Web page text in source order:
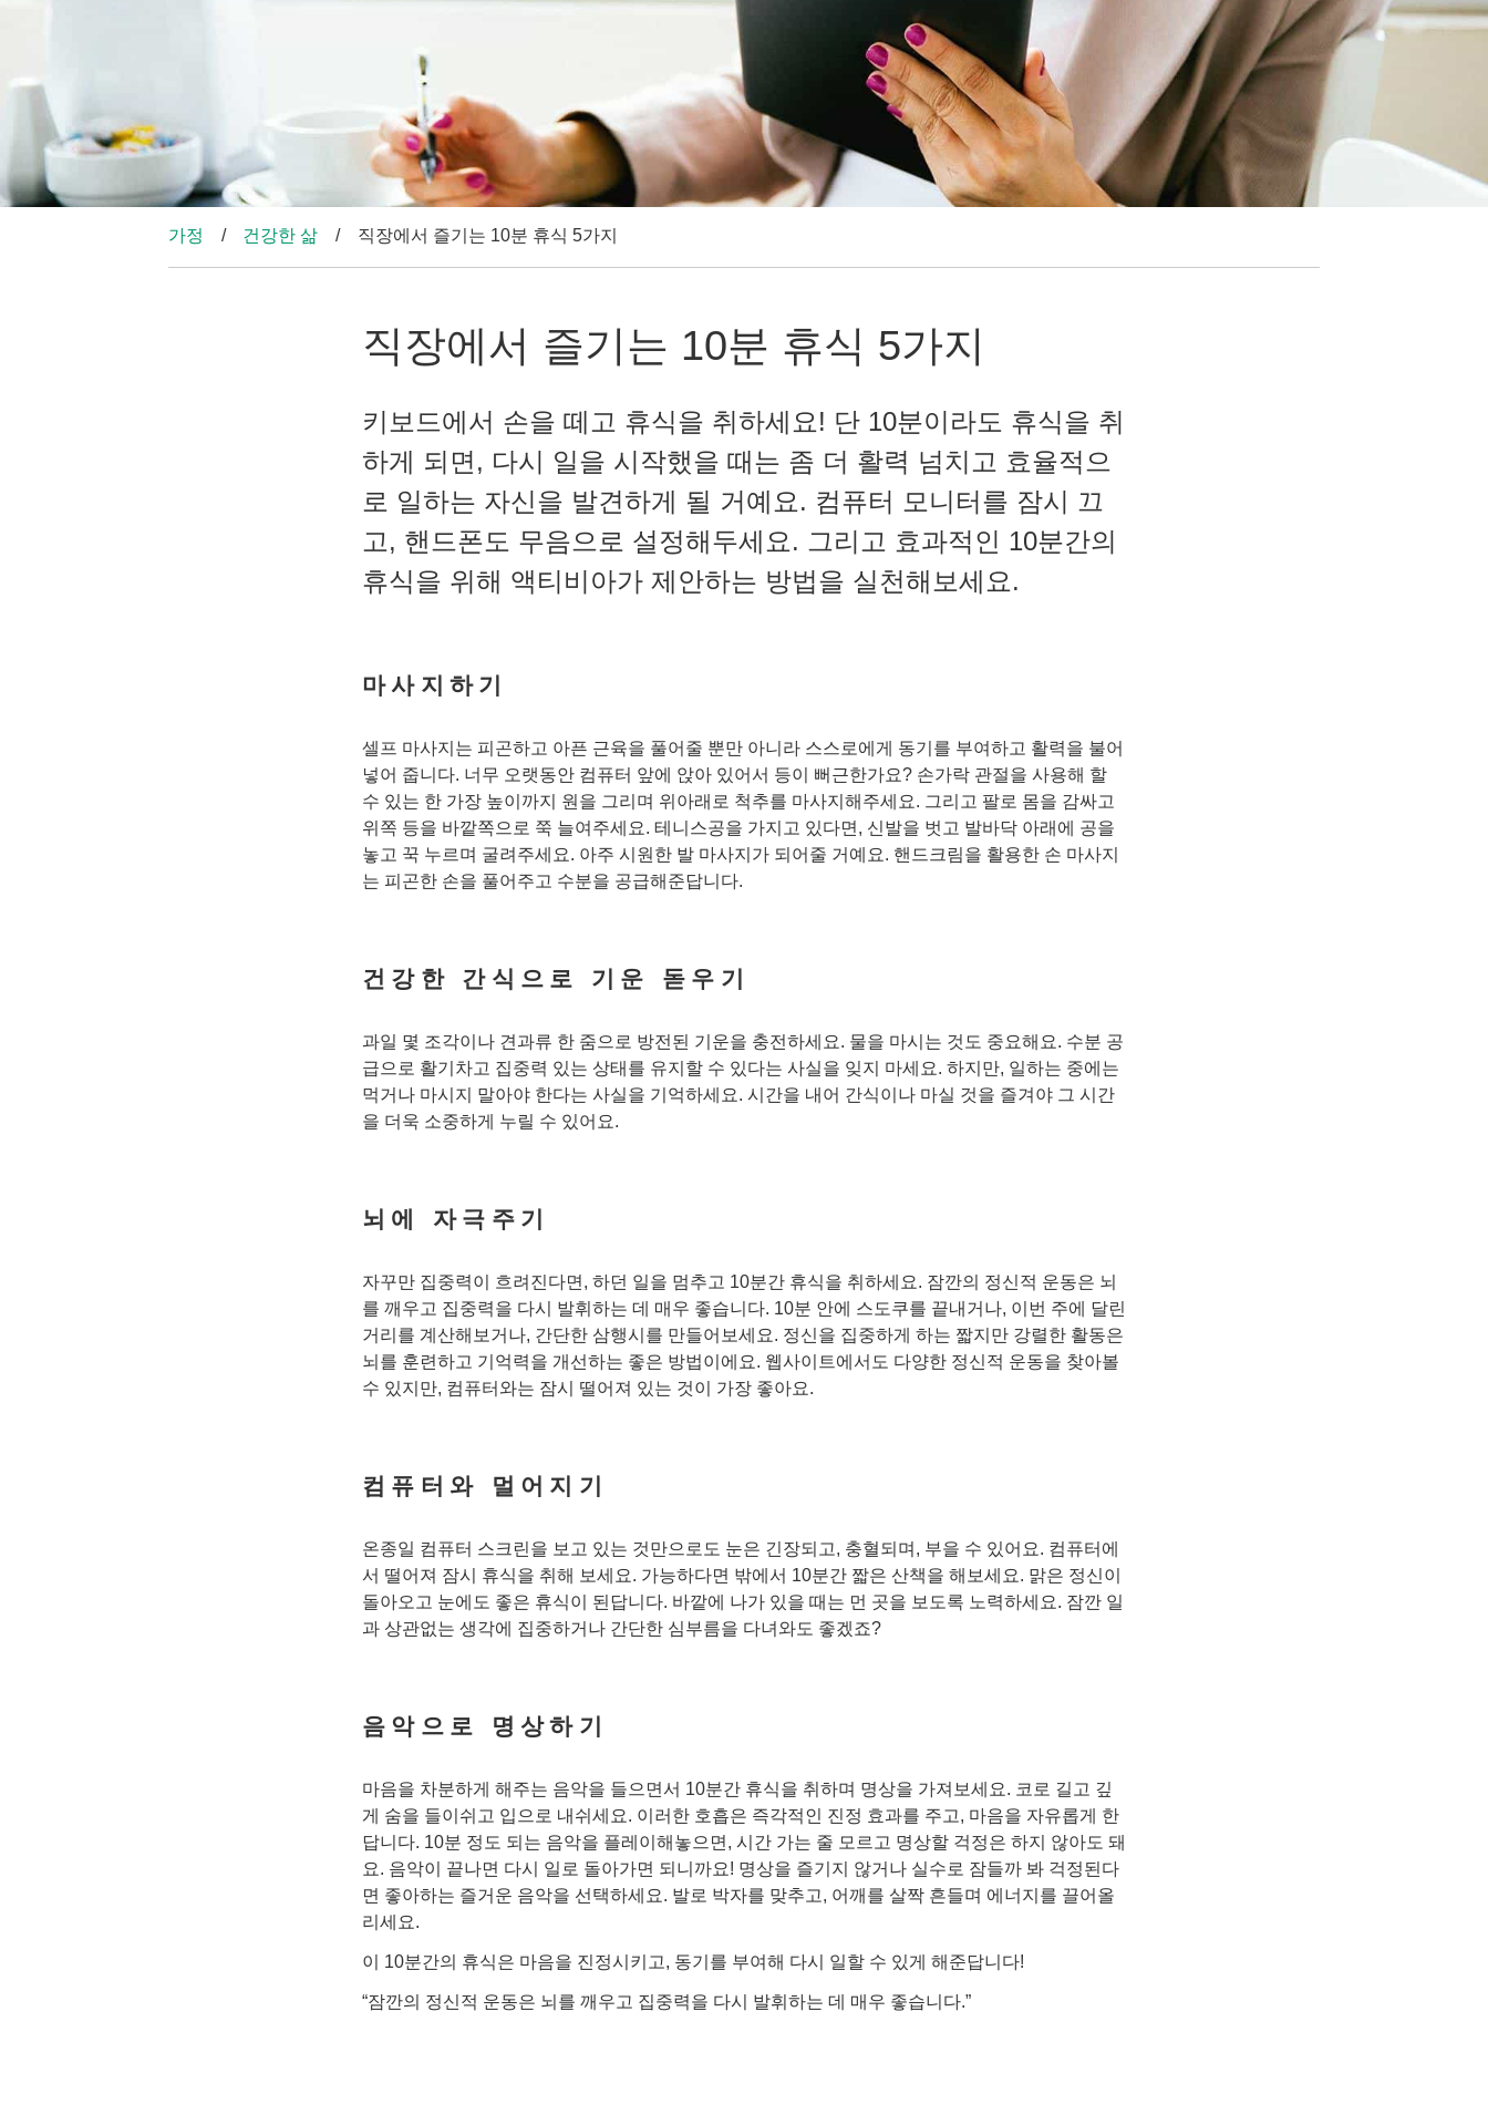
가정 건강한 삶 직장에서 즐기는 10분 휴식 5가지
직장에서 즐기는 10분 휴식 5가지
키보드에서 손을 떼고 휴식을 취하세요! 단 10분이라도 휴식을 취
하게 되면, 다시 일을 시작했을 때는 좀 더 활력 넘치고 효율적으
로 일하는 자신을 발견하게 될 거예요. 컴퓨터 모니터를 잠시 끄
고, 핸드폰도 무음으로 설정해두세요. 그리고 효과적인 10분간의
휴식을 위해 액티비아가 제안하는 방법을 실천해보세요.
마사지하기
셀프 마사지는 피곤하고 아픈 근육을 풀어줄 뿐만 아니라 스스로에게 동기를 부여하고 활력을 불어
넣어 줍니다. 너무 오랫동안 컴퓨터 앞에 앉아 있어서 등이 뻐근한가요? 손가락 관절을 사용해 할
수 있는 한 가장 높이까지 원을 그리며 위아래로 척추를 마사지해주세요. 그리고 팔로 몸을 감싸고
위쪽 등을 바깥쪽으로 쭉 늘여주세요. 테니스공을 가지고 있다면, 신발을 벗고 발바닥 아래에 공을
놓고 꾹 누르며 굴려주세요. 아주 시원한 발 마사지가 되어줄 거예요. 핸드크림을 활용한 손 마사지
는 피곤한 손을 풀어주고 수분을 공급해준답니다.
건강한 간식으로 기운 돋우기
과일 몇 조각이나 견과류 한 줌으로 방전된 기운을 충전하세요. 물을 마시는 것도 중요해요. 수분 공
급으로 활기차고 집중력 있는 상태를 유지할 수 있다는 사실을 잊지 마세요. 하지만, 일하는 중에는
먹거나 마시지 말아야 한다는 사실을 기억하세요. 시간을 내어 간식이나 마실 것을 즐겨야 그 시간
을 더욱 소중하게 누릴 수 있어요.
뇌에 자극주기
자꾸만 집중력이 흐려진다면, 하던 일을 멈추고 10분간 휴식을 취하세요. 잠깐의 정신적 운동은 뇌
를 깨우고 집중력을 다시 발휘하는 데 매우 좋습니다. 10분 안에 스도쿠를 끝내거나, 이번 주에 달린
거리를 계산해보거나, 간단한 삼행시를 만들어보세요. 정신을 집중하게 하는 짧지만 강렬한 활동은
뇌를 훈련하고 기억력을 개선하는 좋은 방법이에요. 웹사이트에서도 다양한 정신적 운동을 찾아볼
수 있지만, 컴퓨터와는 잠시 떨어져 있는 것이 가장 좋아요.
컴퓨터와 멀어지기
온종일 컴퓨터 스크린을 보고 있는 것만으로도 눈은 긴장되고, 충혈되며, 부을 수 있어요. 컴퓨터에
서 떨어져 잠시 휴식을 취해 보세요. 가능하다면 밖에서 10분간 짧은 산책을 해보세요. 맑은 정신이
돌아오고 눈에도 좋은 휴식이 된답니다. 바깥에 나가 있을 때는 먼 곳을 보도록 노력하세요. 잠깐 일
과 상관없는 생각에 집중하거나 간단한 심부름을 다녀와도 좋겠죠?
음악으로 명상하기
마음을 차분하게 해주는 음악을 들으면서 10분간 휴식을 취하며 명상을 가져보세요. 코로 길고 깊
게 숨을 들이쉬고 입으로 내쉬세요. 이러한 호흡은 즉각적인 진정 효과를 주고, 마음을 자유롭게 한
답니다. 10분 정도 되는 음악을 플레이해놓으면, 시간 가는 줄 모르고 명상할 걱정은 하지 않아도 돼
요. 음악이 끝나면 다시 일로 돌아가면 되니까요! 명상을 즐기지 않거나 실수로 잠들까 봐 걱정된다
면 좋아하는 즐거운 음악을 선택하세요. 발로 박자를 맞추고, 어깨를 살짝 흔들며 에너지를 끌어올
리세요.
이 10분간의 휴식은 마음을 진정시키고, 동기를 부여해 다시 일할 수 있게 해준답니다!
“잠깐의 정신적 운동은 뇌를 깨우고 집중력을 다시 발휘하는 데 매우 좋습니다.”